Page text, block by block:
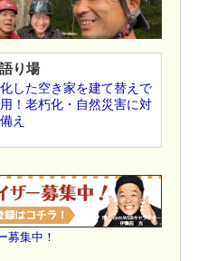
り場
した空き家を建て替えで
！老朽化・自然災害に対
え
募集中！